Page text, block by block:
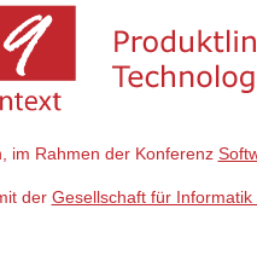
im Rahmen der Konferenz
der Gesellschaft für Informatik